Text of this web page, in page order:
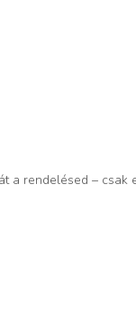
a rendelésed – csak